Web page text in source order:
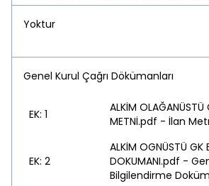
Yoktur
Genel Kurul Çağrı Dökümanları
EK: 1
ALKİM OLAĞANÜSTÜ
METNİ.pdf - İlan
EK: 2
ALKİM OGNÜSTÜ GK
DOKUMANI.pdf -
Bilgilendirme